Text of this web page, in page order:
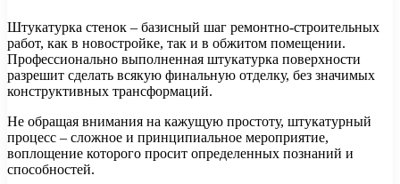
Штукатурка стенок – базисный шаг ремонтно-строительных
работ, как в новостройке, так и в обжитом помещении.
Профессионально выполненная штукатурка поверхности
разрешит сделать всякую финальную отделку, без значимых
конструктивных трансформаций.
Не обращая внимания на кажущую простоту, штукатурный
процесс – сложное и принципиальное мероприятие,
воплощение которого просит определенных познаний и
способностей.